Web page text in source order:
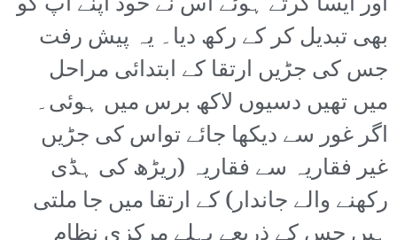
بھی تبدیل کر کے رکھ دیا۔ یہ پیش رفت
جس کی جڑیں ارتقا کے ابتدائی مراحل
میں تھیں دسیوں لاکھ برس میں ہوئی۔
اگر غور سے دیکھا جائے تواس کی جڑیں
غیر فقاریہ سے فقاریہ (ریڑھ کی ہڈی
رکھنے والے جاندار) کے ارتقا میں جا ملتی